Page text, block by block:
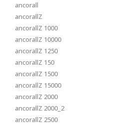
ancorall
ancorallZ
ancorallZ 1000
ancorallZ 10000
ancorallZ 1250
ancorallZ 150
ancorallZ 1500
ancorallZ 15000
ancorallZ 2000
ancorallZ 2000_2
ancorallZ 2500